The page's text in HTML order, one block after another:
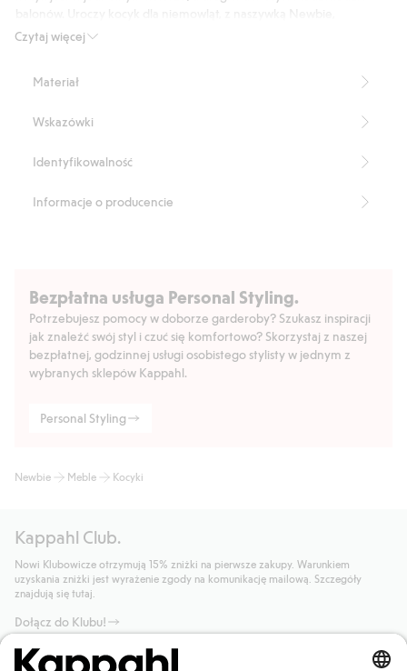
Czytaj więcej
wykonany z bawełny ekologicznej.
Numer artykułu
Materiał
Wskazówki
Identyfikowalność
Informacje o producencie
Bezpłatna usługa Personal Styling.
Potrzebujesz pomocy w doborze garderoby? Szukasz inspiracji
jak znaleźć swój styl i czuć się komfortowo? Skorzystaj z naszej
bezpłatnej, godzinnej usługi osobistego stylisty w jednym z
wybranych sklepów Kappahl.
Personal Styling
Newbie Meble Kocyki
Kappahl Club.
Nowi Klubowicze otrzymują 15% zniżki na pierwsze zakupy. Warunkiem
uzyskania zniżki jest wyrażenie zgody na komunikację mailową. Szczegóły
znajdują się tutaj.
Dołącz do Klubu!